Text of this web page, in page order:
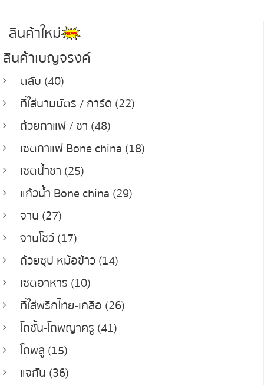
สินค้าใหม่
สินค้าเบญจรงค์
ตลับ (40)
ที่ใส่นามบัตร / การ์ด (22)
ถ้วยกาแฟ / ชา (48)
เซตกาแฟ Bone china (18)
เซตน้ำชา (25)
แก้วน้ำ Bone china (29)
จาน (27)
จานโชว์ (17)
ถ้วยซุป หม้อข้าว (14)
เซตอาหาร (10)
ที่ใส่พริกไทย-เกลือ (26)
โถชั้น-โถพญาครู (41)
โถพลู (15)
แจกัน (36)